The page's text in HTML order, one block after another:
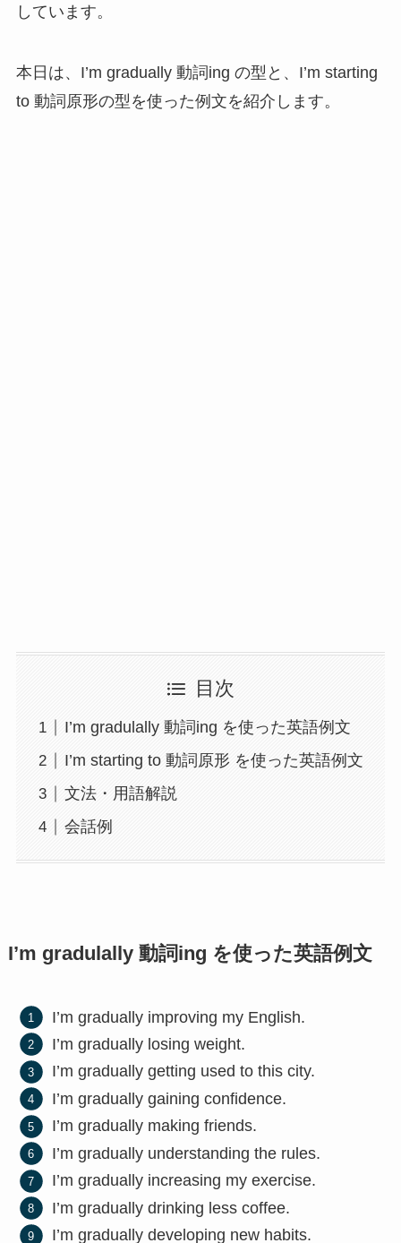
しています。
本日は、I’m gradually 動詞ing の型と、I’m starting
to 動詞原形の型を使った例文を紹介します。
目次
I’m gradulally 動詞ing を使った英語例文
I’m starting to 動詞原形 を使った英語例文
文法・用語解説
会話例
I’m gradulally 動詞ing を使った英語例文
I’m gradually improving my English.
I’m gradually losing weight.
I’m gradually getting used to this city.
I’m gradually gaining confidence.
I’m gradually making friends.
I’m gradually understanding the rules.
I’m gradually increasing my exercise.
I’m gradually drinking less coffee.
I’m gradually developing new habits.